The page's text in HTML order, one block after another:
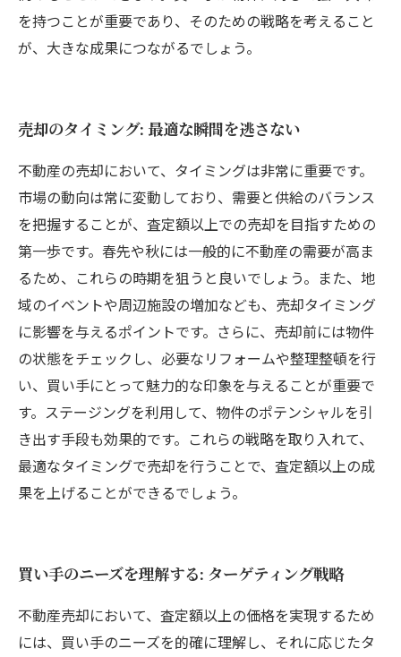
を持つことが重要であり、そのための戦略を考えること
が、大きな成果につながるでしょう。
売却のタイミング: 最適な瞬間を逃さない
不動産の売却において、タイミングは非常に重要です。
市場の動向は常に変動しており、需要と供給のバランス
を把握することが、査定額以上での売却を目指すための
第一歩です。春先や秋には一般的に不動産の需要が高ま
るため、これらの時期を狙うと良いでしょう。また、地
域のイベントや周辺施設の増加なども、売却タイミング
に影響を与えるポイントです。さらに、売却前には物件
の状態をチェックし、必要なリフォームや整理整頓を行
い、買い手にとって魅力的な印象を与えることが重要で
す。ステージングを利用して、物件のポテンシャルを引
き出す手段も効果的です。これらの戦略を取り入れて、
最適なタイミングで売却を行うことで、査定額以上の成
果を上げることができるでしょう。
買い手のニーズを理解する: ターゲティング戦略
不動産売却において、査定額以上の価格を実現するため
には、買い手のニーズを的確に理解し、それに応じたタ